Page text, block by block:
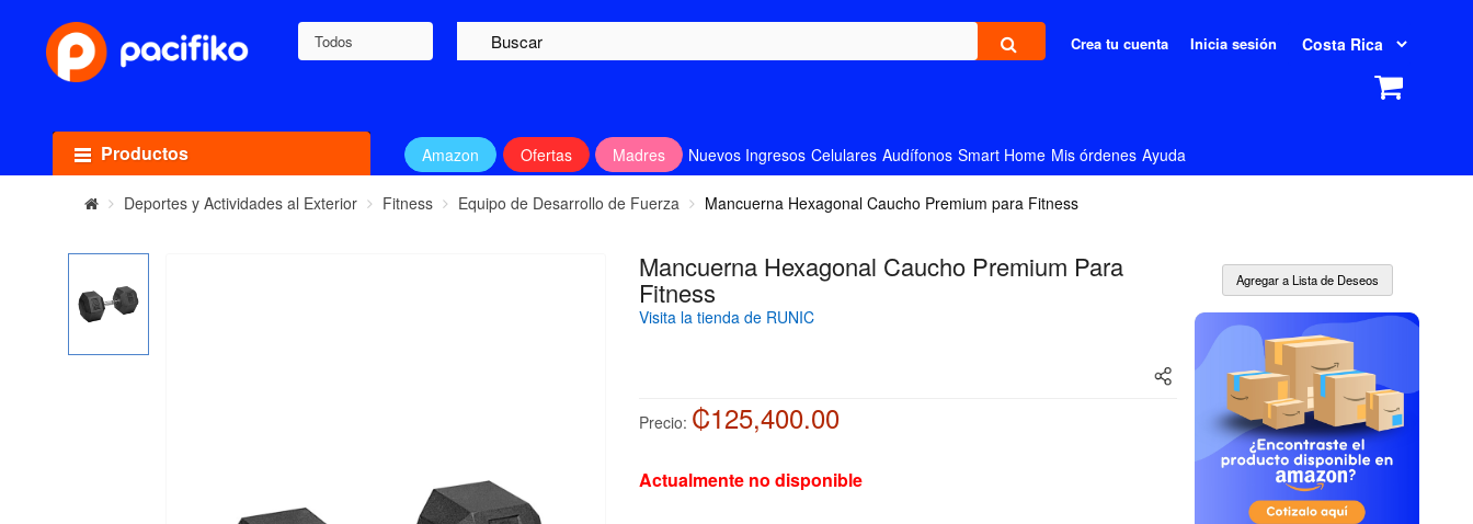
Todos Crea tu cuenta Inicia sesión
Productos Amazon Ofertas Madres Nuevos Ingresos Celulares Audífonos Smart Home Mis órdenes Ayuda
Deportes y Actividades al Exterior Fitness Equipo de Desarrollo de Fuerza Mancuerna Hexagonal Caucho Premium para Fitness
Mancuerna Hexagonal Caucho Premium Para
Fitness
Visita la tienda de RUNIC
Precio: ₡125,400.00
Actualmente no disponible